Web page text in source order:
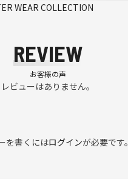
WEAR COLLECTION
REVIEW
お客様の声
レビューはありません。
を書くにはログインが必要です。